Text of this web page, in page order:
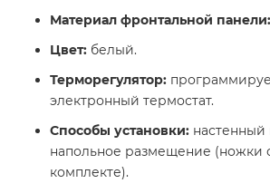
Материал фронтальной панели:
Цвет: белый.​
Терморегулятор:
электронный термостат.​
Способы установки:
напольное размещение (ножки
комплекте).​